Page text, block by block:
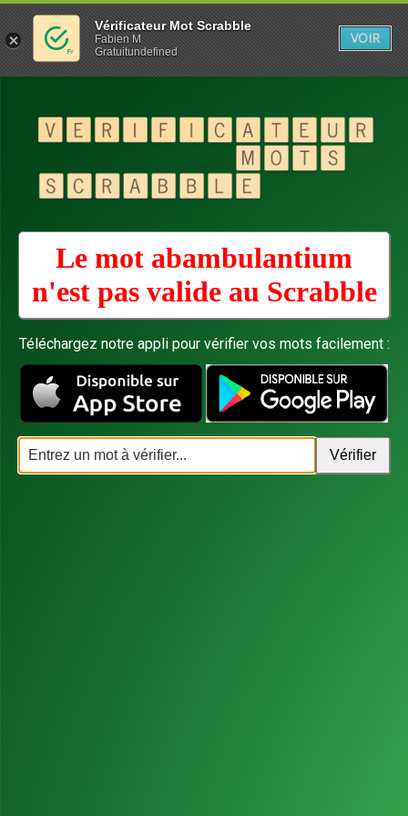
Le mot abambulantium
n'est pas valide au Scrabble
Téléchargez notre appli pour vérifier vos mots facilement :
Vérificateur Mot Scrabble
Fabien M
Gratuitundefined
VOIR